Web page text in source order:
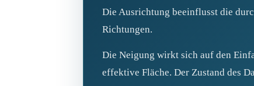
Die Ausrichtung beeinflusst die
Richtungen.
Die Neigung wirkt sich auf den
effektive Fläche. Der Zustand des